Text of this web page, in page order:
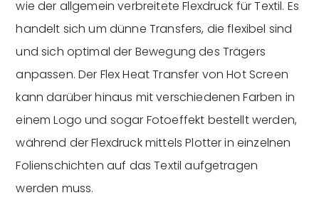
wie der allgemein verbreitete Flexdruck für Textil. Es
handelt sich um dünne Transfers, die flexibel sind
und sich optimal der Bewegung des Trägers
anpassen. Der Flex Heat Transfer von Hot Screen
kann darüber hinaus mit verschiedenen Farben in
einem Logo und sogar Fotoeffekt bestellt werden,
während der Flexdruck mittels Plotter in einzelnen
Folienschichten auf das Textil aufgetragen
werden muss.